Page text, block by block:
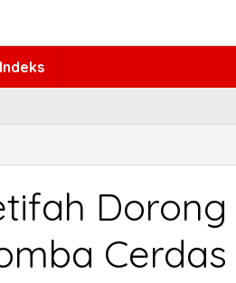
Indeks
Dorong
Cerdas